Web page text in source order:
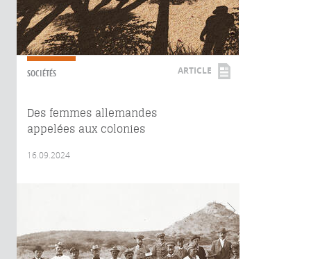
SOCIÉTÉS ARTICLE
Des femmes allemandes
appelées aux colonies
16.09.2024